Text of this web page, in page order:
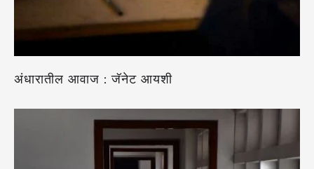
अंधारातील आवाज : जॅनेट आयशी